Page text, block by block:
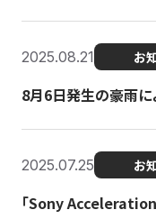
2025.08.21 お
8月6日発生の豪雨に
2025.07.25 お
「Sony